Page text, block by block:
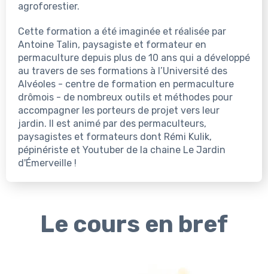
agroforestier.
Cette formation a été imaginée et réalisée par
Antoine Talin, paysagiste et formateur en
permaculture depuis plus de 10 ans qui a développé
au travers de ses formations à l’Université des
Alvéoles - centre de formation en permaculture
drômois - de nombreux outils et méthodes pour
accompagner les porteurs de projet vers leur
jardin. Il est animé par des permaculteurs,
paysagistes et formateurs dont Rémi Kulik,
pépinériste et Youtuber de la chaine Le Jardin
d'Émerveille !
Le cours en bref